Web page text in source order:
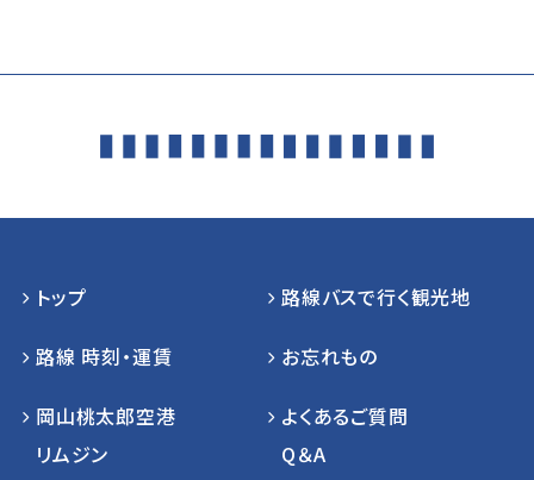
トップ
路線 時刻・運賃
岡山桃太郎空港
リムジン
路線バスで行く観光地
お忘れもの
よくあるご質問
Q＆A